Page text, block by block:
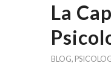
La
BLOG,